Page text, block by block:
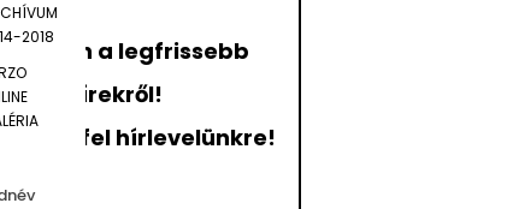
2018
a legfrissebb
hírekről!
fel hírlevelünkre!